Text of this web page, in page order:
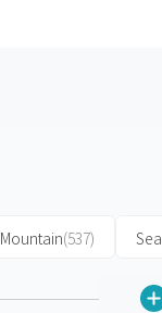
Mountain(537) Sea